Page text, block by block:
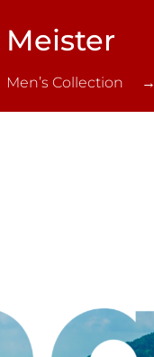
Meister
Men’s Collection →